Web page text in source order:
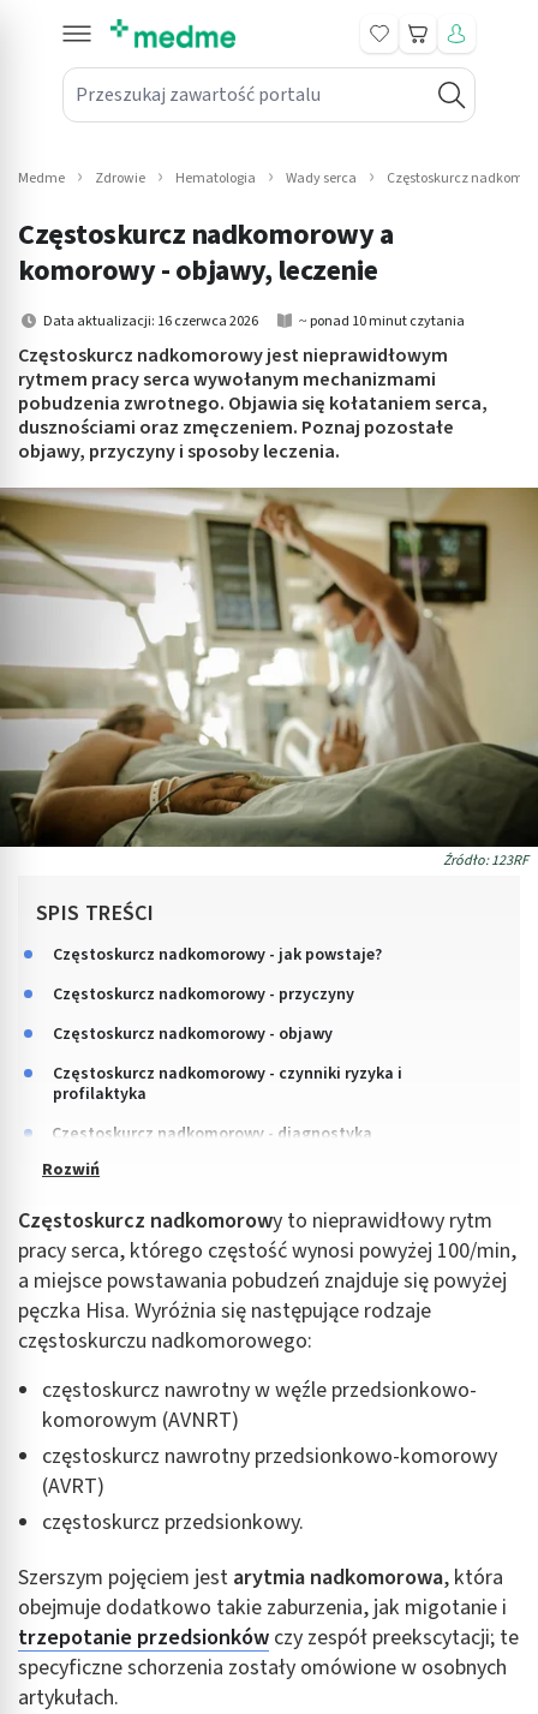
Przeszukaj zawartość portalu
Koszyk
submenu: Leki na receptę
submenu: Mama i dziecko
submenu: Kosmetyki
submenu: Higiena
submenu: Sprzęt medyczny
submenu: Wellness
Medme Zdrowie Hematologia Wady serca Częstoskurcz
Częstoskurcz nadkomorowy a
komorowy - objawy, leczenie
Data aktualizacji: 16 czerwca 2026 ~ ponad 10 minut czytania
Częstoskurcz nadkomorowy jest nieprawidłowym
rytmem pracy serca wywołanym mechanizmami
pobudzenia zwrotnego. Objawia się kołataniem serca,
dusznościami oraz zmęczeniem. Poznaj pozostałe
objawy, przyczyny i sposoby leczenia.
Źródło: 123RF
SPIS TREŚCI
Częstoskurcz nadkomorowy - jak powstaje?
Częstoskurcz nadkomorowy - przyczyny
Częstoskurcz nadkomorowy - objawy
Częstoskurcz nadkomorowy - czynniki ryzyka i
profilaktyka
Częstoskurcz nadkomorowy - diagnostyka
Częstoskurcz nadkomorowy to nieprawidłowy rytm
pracy serca, którego częstość wynosi powyżej 100/min,
a miejsce powstawania pobudzeń znajduje się powyżej
pęczka Hisa. Wyróżnia się następujące rodzaje
częstoskurczu nadkomorowego:
częstoskurcz nawrotny w węźle przedsionkowo-
komorowym (AVNRT)
częstoskurcz nawrotny przedsionkowo-komorowy
(AVRT)
częstoskurcz przedsionkowy.
Szerszym pojęciem jest arytmia nadkomorowa, która
obejmuje dodatkowo takie zaburzenia, jak migotanie i
trzepotanie przedsionków czy zespół preekscytacji; te
specyficzne schorzenia zostały omówione w osobnych
artykułach.